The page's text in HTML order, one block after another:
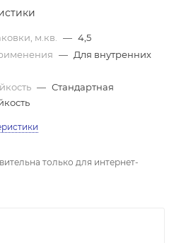
м.кв. — 4,5
— Для внутренних
— Стандартная
только для интернет-